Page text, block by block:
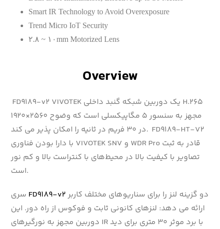
Smart IR Technology to Avoid Overexposure
Trend Micro IoT Security
۲.۸ ~ ۱۰mm Motorized Lens
Overview
FD9189-v2 VIVOTEK یک دوربین شبکه گنبد داخلی H.265
مجهز به سنسور ۵ مگاپیکسلی است که وضوح ۲۵۶۰×۱۹۲۰
در ۳۰ فریم در ثانیه را امکان پذیر می کند. FD9189-HT-V2
با دارا بودن فناوری VIVOTEK SNV و WDR Pro قادر به ثبت
تصاویر با کیفیت بالا در محیط‌های با کنتراست بالا و کم نور
است.
FD9189-v2
ارائه می دهد: لنزهای کانونی ثابت و فوکوس از راه دور. این
دوربین مجهز به نورگیرهای IR با برد موثر ۳۰ متری برای دید